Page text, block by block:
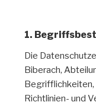
1.
Die
Biberach,
Begrifflichkeiten,
Richtlinien- und